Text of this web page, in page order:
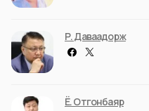
Р. Даваадорж
Ё. Отгонбаяр